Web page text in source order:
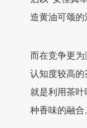
造黄油可颂的
而在竞争更为
认知度较高
就是利用茶
种香味的融合